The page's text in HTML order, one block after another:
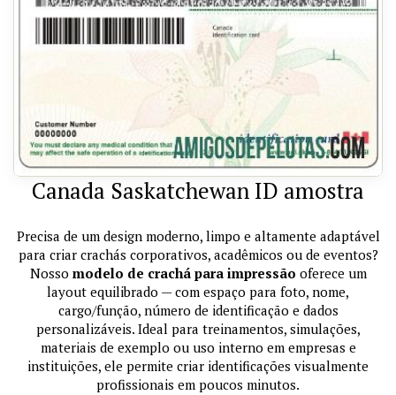
Canada Saskatchewan ID amostra
Precisa de um design moderno, limpo e altamente adaptável
para criar crachás corporativos, acadêmicos ou de eventos?
Nosso modelo de crachá para impressão oferece um
layout equilibrado — com espaço para foto, nome,
cargo/função, número de identificação e dados
personalizáveis. Ideal para treinamentos, simulações,
materiais de exemplo ou uso interno em empresas e
instituições, ele permite criar identificações visualmente
profissionais em poucos minutos.